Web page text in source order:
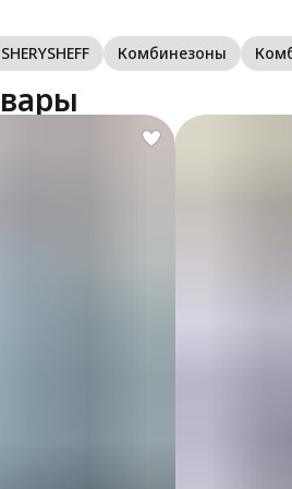
Комбинезоны